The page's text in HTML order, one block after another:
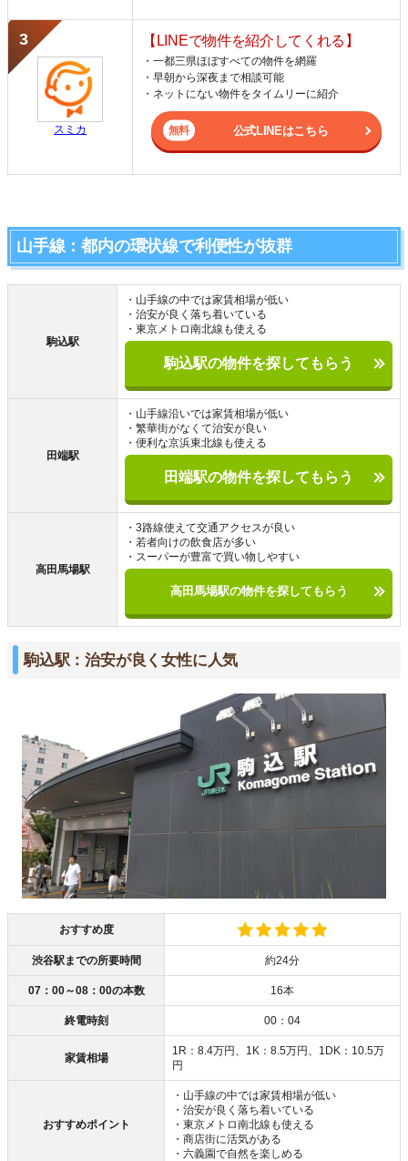
スミカ
【LINEで物件を紹介してくれる】
・一都三県ほぼすべての物件を網羅
・早朝から深夜まで相談可能
・ネットにない物件をタイムリーに紹介
公式LINEはこちら
山手線：都内の環状線で利便性が抜群
駒込駅
・山手線の中では家賃相場が低い
・治安が良く落ち着いている
・東京メトロ南北線も使える
駒込駅の物件を探してもらう
田端駅
・山手線沿いでは家賃相場が低い
・繁華街がなくて治安が良い
・便利な京浜東北線も使える
田端駅の物件を探してもらう
高田馬場駅
・3路線使えて交通アクセスが良い
・若者向けの飲食店が多い
・スーパーが豊富で買い物しやすい
高田馬場駅の物件を探してもらう
駒込駅：治安が良く女性に人気
おすすめ度
渋谷駅までの所要時間 約24分
07：00～08：00の本数 16本
終電時刻 00：04
家賃相場
1R：8.4万円、1K：8.5万円、1DK：10.5万
円
おすすめポイント
・山手線の中では家賃相場が低い
・治安が良く落ち着いている
・東京メトロ南北線も使える
・商店街に活気がある
・六義園で自然を楽しめる